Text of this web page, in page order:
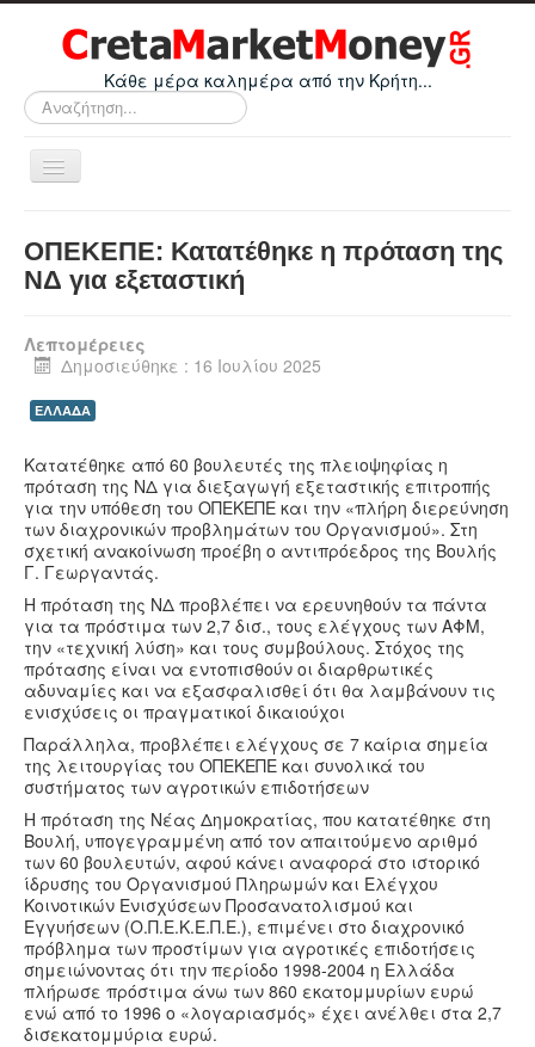
Κάθε μέρα καλημέρα από την Κρήτη...
Αναζήτηση...
Εναλλαγή
πλοήγησης
Οικονομικά
Ελλάδα
Απόψεις
Τεχνολογία
Υγεία
Πολιτισμός
Αθλητικά
Βίντεο
Συνταγές
ΟΠΕΚΕΠΕ: Κατατέθηκε η πρόταση της
ΝΔ για εξεταστική
Λεπτομέρειες
Δημοσιεύθηκε : 16 Ιουλίου 2025
ΕΛΛΑΔΑ
Κατατέθηκε από 60 βουλευτές της πλειοψηφίας η
πρόταση της ΝΔ για διεξαγωγή εξεταστικής επιτροπής
για την υπόθεση του ΟΠΕΚΕΠΕ και την «πλήρη διερεύνηση
των διαχρονικών προβλημάτων του Οργανισμού». Στη
σχετική ανακοίνωση προέβη ο αντιπρόεδρος της Βουλής
Γ. Γεωργαντάς.
Η πρόταση της ΝΔ προβλέπει να ερευνηθούν τα πάντα
για τα πρόστιμα των 2,7 δισ., τους ελέγχους των ΑΦΜ,
την «τεχνική λύση» και τους συμβούλους. Στόχος της
πρότασης είναι να εντοπισθούν οι διαρθρωτικές
αδυναμίες και να εξασφαλισθεί ότι θα λαμβάνουν τις
ενισχύσεις οι πραγματικοί δικαιούχοι
Παράλληλα, προβλέπει ελέγχους σε 7 καίρια σημεία
της λειτουργίας του ΟΠΕΚΕΠΕ και συνολικά του
συστήματος των αγροτικών επιδοτήσεων
Η πρόταση της Νέας Δημοκρατίας, που κατατέθηκε στη
Βουλή, υπογεγραμμένη από τον απαιτούμενο αριθμό
των 60 βουλευτών, αφού κάνει αναφορά στο ιστορικό
ίδρυσης του Οργανισμού Πληρωμών και Ελέγχου
Κοινοτικών Ενισχύσεων Προσανατολισμού και
Εγγυήσεων (Ο.Π.Ε.Κ.Ε.Π.Ε.), επιμένει στο διαχρονικό
πρόβλημα των προστίμων για αγροτικές επιδοτήσεις
σημειώνοντας ότι την περίοδο 1998-2004 η Ελλάδα
πλήρωσε πρόστιμα άνω των 860 εκατομμυρίων ευρώ
ενώ από το 1996 ο «λογαριασμός» έχει ανέλθει στα 2,7
δισεκατομμύρια ευρώ.